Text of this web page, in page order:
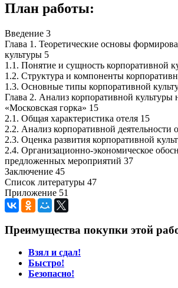
План работы:
Введение 3
Глава 1. Теоретические основы
культуры 5
1.1. Понятие и сущность корпоративной
1.2. Структура и компоненты
1.3. Основные типы корпоративной
Глава 2. Анализ корпоративной культуры
«Московская горка» 15
2.1. Общая характеристика отеля 15
2.2. Анализ корпоративной деятельности
2.3. Оценка развития корпоративной
2.4. Организационно-экономическое
предложенных мероприятий 37
Заключение 45
Список литературы 47
Приложение 51
Преимущества покупки этой
Взял и сдал!
Быстро!
Безопасно!